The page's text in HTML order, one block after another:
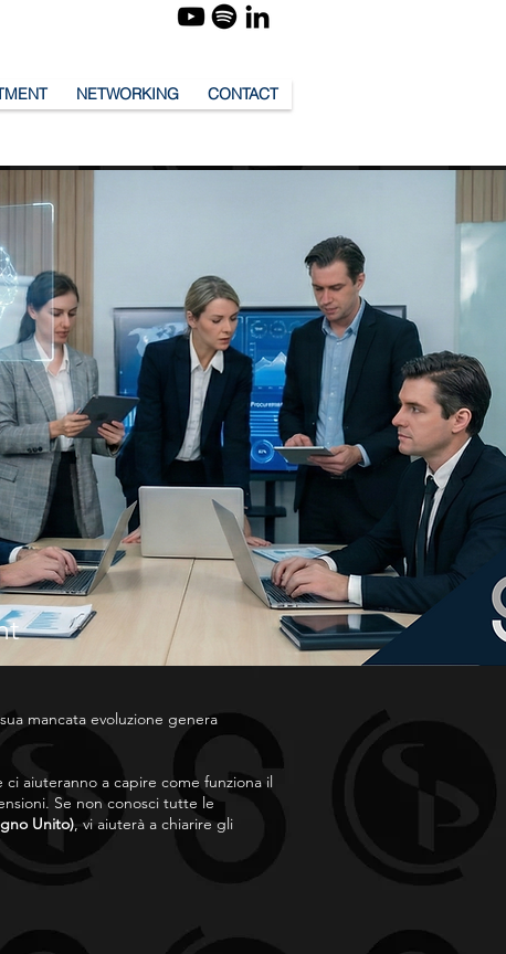
NETWORKING CONTACT
mancata evoluzione genera
ci aiuteranno a capire come funziona il
Se non conosci tutte le
Unito), vi aiuterà a chiarire gli